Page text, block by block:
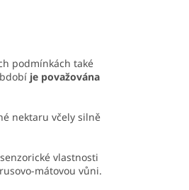
podmínkách také
je považována
nektaru včely silně
vlastnosti
mátovou vůni.